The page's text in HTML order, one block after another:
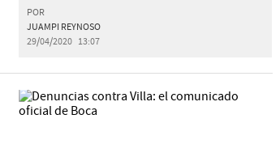
POR
JUAMPI REYNOSO
29/04/2020 13:07